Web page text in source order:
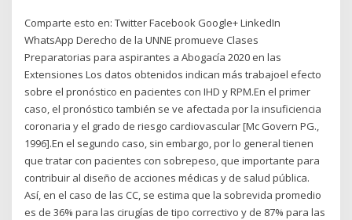
Comparte esto en: Twitter Facebook Google+ LinkedIn
WhatsApp Derecho de la UNNE promueve Clases
Preparatorias para aspirantes a Abogacía 2020 en las
Extensiones Los datos obtenidos indican más trabajoel efecto
sobre el pronóstico en pacientes con IHD y RPM.En el primer
caso, el pronóstico también se ve afectada por la insuficiencia
coronaria y el grado de riesgo cardiovascular [Mc Govern PG.,
1996].En el segundo caso, sin embargo, por lo general tienen
que tratar con pacientes con sobrepeso, que importante para
contribuir al diseño de acciones médicas y de salud pública.
Así, en el caso de las CC, se estima que la sobrevida promedio
es de 36% para las cirugías de tipo correctivo y de 87% para las